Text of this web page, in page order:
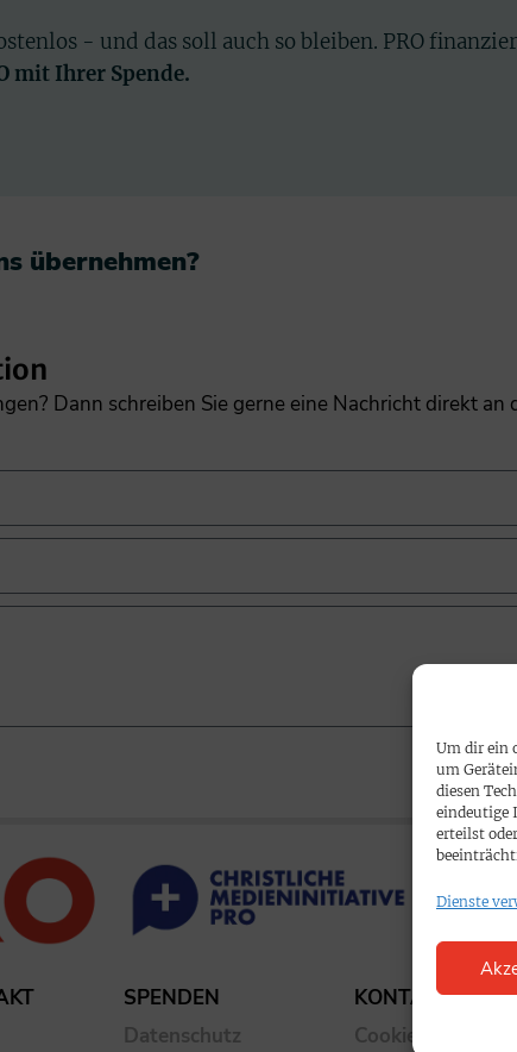
Um dir ein
um
diesen
eindeutige
erteilst
Dienste
- und das soll auch so bleiben. PRO
mit Ihrer Spende.
übernehmen?​
Dann schreiben Sie gerne eine Nachricht direkt an
SPENDEN
Datenschutz
KONTAKT
Cookie-Richtlinie